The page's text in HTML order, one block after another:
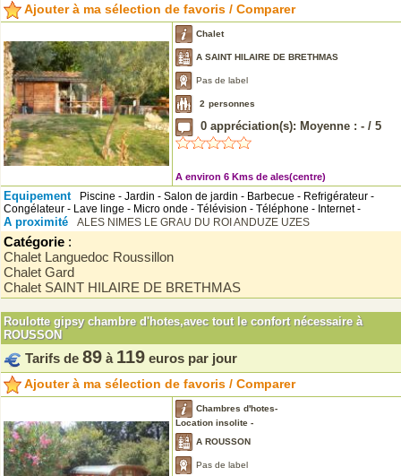
Ajouter à ma sélection de favoris / Comparer
Chalet
A SAINT HILAIRE DE BRETHMAS
Pas de label
2 personnes
0 appréciation(s): Moyenne : - / 5
A environ 6 Kms de ales(centre)
Equipement
Piscine - Jardin - Salon de jardin - Barbecue - Refrigérateur -
Congélateur - Lave linge - Micro onde - Télévision - Téléphone - Internet -
A proximité ALES NIMES LE GRAU DU ROI ANDUZE UZES
Catégorie :
Chalet Languedoc Roussillon
Chalet Gard
Chalet SAINT HILAIRE DE BRETHMAS
Roulotte gipsy chambre d'hotes,avec tout le confort nécessaire à
ROUSSON
Tarifs de 89 à 119 euros par jour
Ajouter à ma sélection de favoris / Comparer
Chambres d'hotes-
Location insolite -
A ROUSSON
Pas de label